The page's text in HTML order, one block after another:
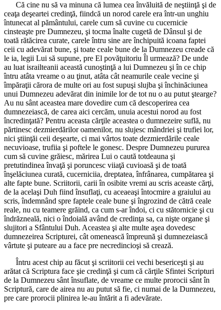
Că cine nu să va minuna că lumea cea învăluită de neştiinţă şi de
ceaţa deşeartei credinţă, fiindcă un norod carele era într-un unghiu
întunecat al pământului, carele cum să cuvine cu cucernicie
cinsteaşte pre Dumnezeu, şi tocma înalte cugetă de Dânsul şi de
toată rătăcirea curate, carele întru sine are închipuită icoana faptei
ceii cu adevărat bune, şi toate ceale bune de la Dumnezeu creade că
le ia, legii Lui să supune, pre El povăţuitoriu Îl urmează? De unde
au luat israilteanii această cunoştinţă a lui Dumnezeu şi în ce chip
întru atâta vreame o au ţinut, atâta cât neamurile ceale vecine şi
împăraţii cărora de multe ori au fost supuşi slujba şi închinăciunea
unui Dumnezeu adevărat din inimile lor de tot nu o au putut ştearge?
Au nu sânt aceastea mare dovedire cum că descoperirea cea
dumnezeiască, de carea aici cercăm, unuia acestui norod au fost
încredinţată? Pentru aceasta cărţile aceastea o dumnezeire suflă, nu
părtinesc dezmierdărilor oamenilor, nu slujesc mândriei şi trufiei lor,
nici ştiinţăi ceii deşearte, ci mai vârtos toate dezmierdările ceale
necuvioase, trufiia şi poftele le gonesc. Despre Dumnezeu pururea
cum să cuvine grăiesc, mărirea Lui o caută totdeauna şi
pretutindinea învaţă şi poruncesc viiaţă cuvioasă şi de toată
înşelăciunea curată, cucerniciia, dreptatea, înfrânarea, cumpătarea şi
alte fapte bune. Scriitorii, carii în osibite vremi au scris aceaste cărţi,
de la acelaşi Duh fiind însuflaţi, cu aceaeaşi întocmire a graiului au
scris, îndemnând spre faptele ceale bune şi îngrozind de cătră ceale
reale, nu cu teamere grăind, ca cum s-ar îndoi, ci cu stătornicie şi cu
îndrăzneală, nici o îndoială având de credinţa sa, ca nişte organe şi
slujitori a Sfântului Duh. Aceastea şi alte multe aşea dovedesc
dumnezeirea Scripturei, cât omenească împreună şi dumnezeiască
vârtute şi puteare au a face pre necredincioşi să crează.
Întru acest chip au făcut şi scriitorii cei vechi besericeşti şi au
arătat că Scriptura face şie credinţă şi cum că cărţile Sfintei Scripturi
de la Dumnezeu sânt însuflate, de vreame ce multe prorocii sânt în
Scriptură, care de airea nu au putut să fie, ci numai de la Dumnezeu,
pre care prorocii plinirea le-au întărit a fi adevărate.